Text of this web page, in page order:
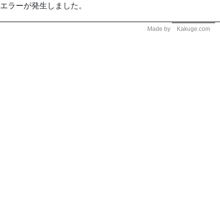
エラーが発生しました。
Made by Kakuge.com